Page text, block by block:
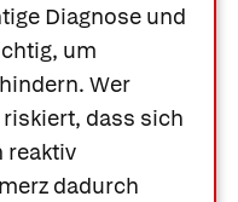
Diagnose und
um
Wer
dass sich
reaktiv
dadurch